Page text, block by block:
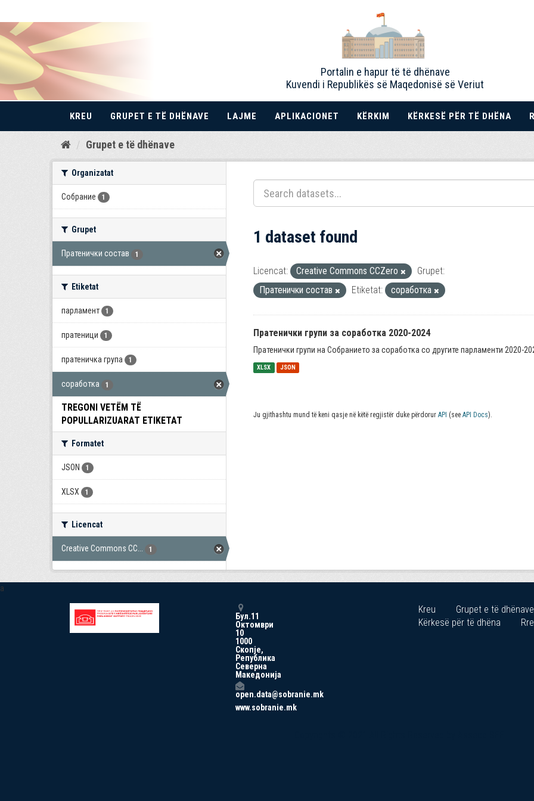
Kalo
Portalin e hapur të të dhënave
Kuvendi i Republikës së Maqedonisë së Veriut
KREU GRUPET E TË DHËNAVE LAJME APLIKACIONET KËRKIM KËRKESË PËR TË DHËNA
Grupet e të dhënave
Organizatat
Собрание 1
Grupet
Пратенички состав 1
Etiketat
парламент 1
пратеници 1
пратеничка група 1
соработка 1
TREGONI VETËM TË
POPULLARIZUARAT ETIKETAT
Formatet
JSON 1
XLSX 1
Licencat
Creative Commons CC... 1
1 dataset found
Licencat: Creative Commons CCZero
Grupet:
Пратенички состав
Etiketat: соработка
Пратенички групи за соработка 2020-2024
Пратенички групи на Собранието за соработка со другите парламенти 2020-
XLSX JSON
Ju gjithashtu mund të keni qasje në këtë regjistër duke përdorur API (see API Docs).
a
Бул.11
Октомври
10
1000
Скопје,
Република
Северна
Македонија
open.data@sobranie.mk
www.sobranie.mk
Kreu
Grupet e të dhënave
Kërkesë për të dhëna